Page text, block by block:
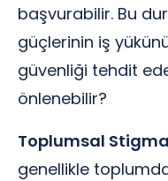
başvurabilir. Bu
güçlerinin iş
güvenliği tehdit
önlenebilir?
Toplumsal Stigma
genellikle